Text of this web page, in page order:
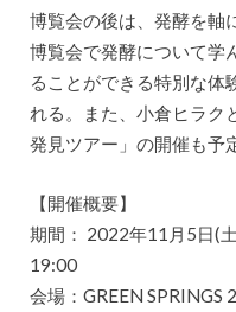
博覧会の後は、発酵を軸
博覧会で発酵について学
ることができる特別な体
れる。また、小倉ヒラク
発見ツアー」の開催も予
【開催概要】
期間： 2022年11月5日(
19:00
会場：GREEN SPRINGS